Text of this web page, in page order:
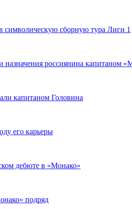
символическую сборную тура Лиги 1
назначения россиянина капитаном
капитаном Головина
его карьеры
дебюте в «Монако»
подряд